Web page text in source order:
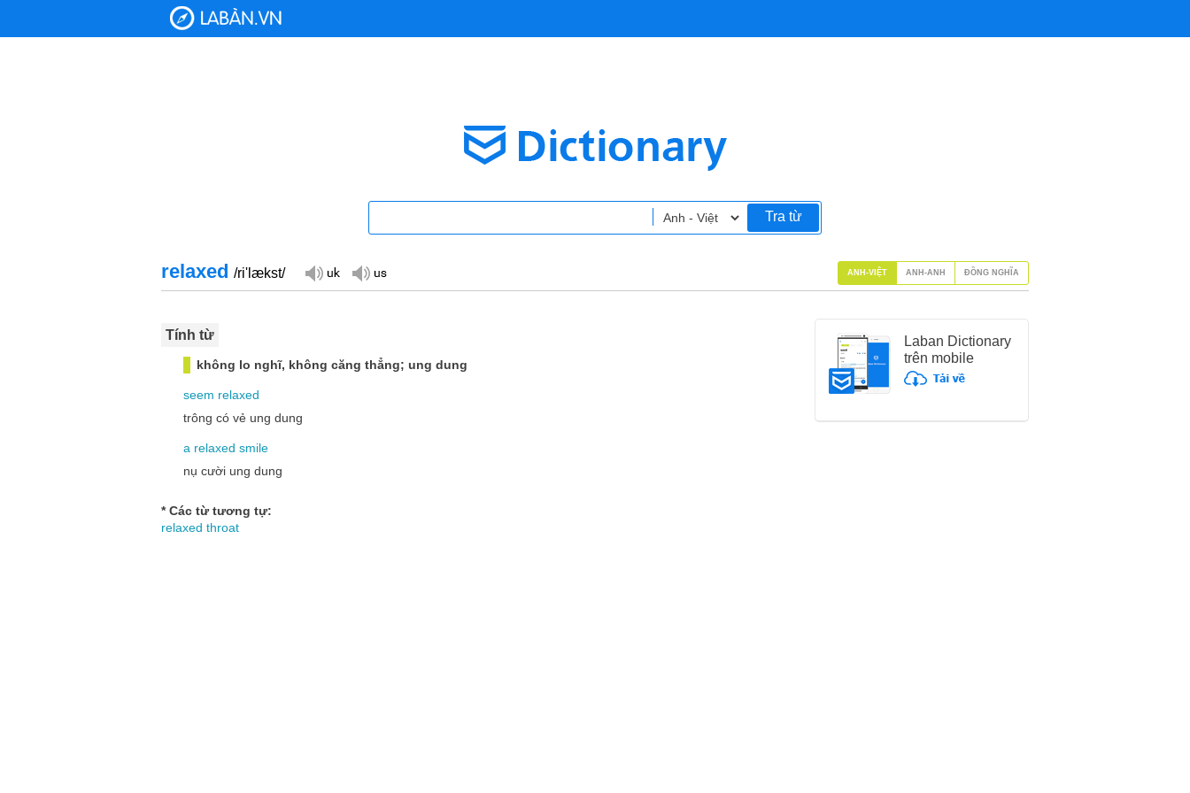
Tra từ
Laban Dictionary
trên mobile
relaxed /ri'lækst/ ANH-VIỆT ANH-ANH ĐỒNG NGHĨA
Tính từ
không lo nghĩ, không căng thẳng; ung dung
seem relaxed
trông có vẻ ung dung
a relaxed smile
nụ cười ung dung
* Các từ tương tự:
relaxed throat